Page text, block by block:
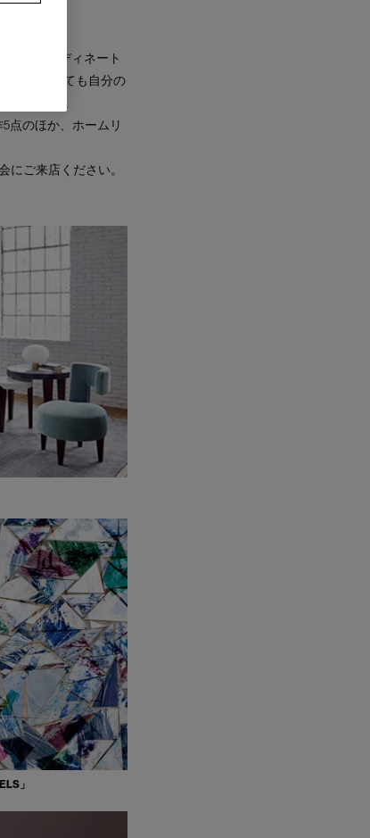
タルコーディネート
間においても自分の
ています。
点のほか、ホームリ
にご来店ください。
」